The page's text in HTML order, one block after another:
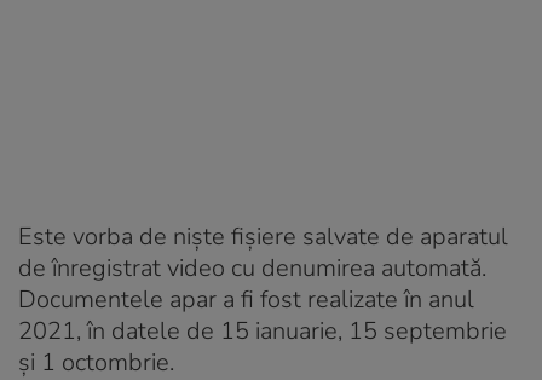
Este vorba de niște fișiere salvate de aparatul
de înregistrat video cu denumirea automată.
Documentele apar a fi fost realizate în anul
2021, în datele de 15 ianuarie, 15 septembrie
și 1 octombrie.